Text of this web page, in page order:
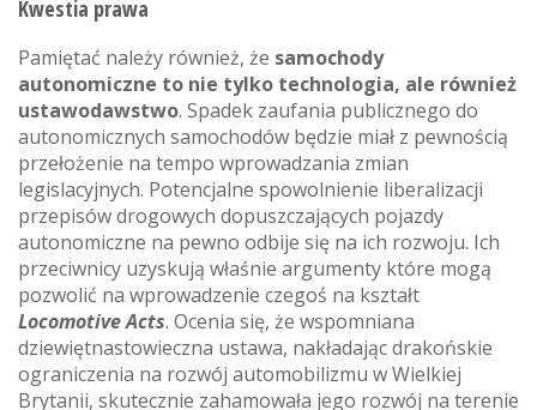
Kwestia prawa
Pamiętać należy również, że samochody
autonomiczne to nie tylko technologia, ale również
ustawodawstwo. Spadek zaufania publicznego do
autonomicznych samochodów będzie miał z pewnością
przełożenie na tempo wprowadzania zmian
legislacyjnych. Potencjalne spowolnienie liberalizacji
przepisów drogowych dopuszczających pojazdy
autonomiczne na pewno odbije się na ich rozwoju. Ich
przeciwnicy uzyskują właśnie argumenty które mogą
pozwolić na wprowadzenie czegoś na kształt
Locomotive Acts. Ocenia się, że wspomniana
dziewiętnastowieczna ustawa, nakładając drakońskie
ograniczenia na rozwój automobilizmu w Wielkiej
Brytanii, skutecznie zahamowała jego rozwój na terenie